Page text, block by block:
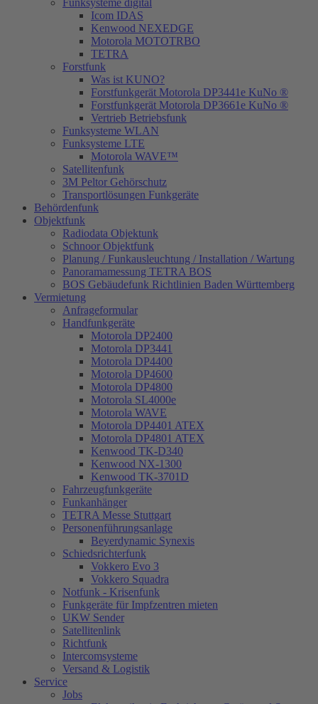
Funksysteme digital
Icom IDAS
Kenwood NEXEDGE
Motorola MOTOTRBO
TETRA
Forstfunk
Was ist KUNO?
Forstfunkgerät Motorola DP3441e KuNo ®
Forstfunkgerät Motorola DP3661e KuNo ®
Vertrieb Betriebsfunk
Funksysteme WLAN
Funksysteme LTE
Motorola WAVE™
Satellitenfunk
3M Peltor Gehörschutz
Transportlösungen Funkgeräte
Behördenfunk
Objektfunk
Radiodata Objektunk
Schnoor Objektfunk
Planung / Funkausleuchtung / Installation / Wartung
Panoramamessung TETRA BOS
BOS Gebäudefunk Richtlinien Baden Württemberg
Vermietung
Anfrageformular
Handfunkgeräte
Motorola DP2400
Motorola DP3441
Motorola DP4400
Motorola DP4600
Motorola DP4800
Motorola SL4000e
Motorola WAVE
Motorola DP4401 ATEX
Motorola DP4801 ATEX
Kenwood TK-D340
Kenwood NX-1300
Kenwood TK-3701D
Fahrzeugfunkgeräte
Funkanhänger
TETRA Messe Stuttgart
Personenführungsanlage
Beyerdynamic Synexis
Schiedsrichterfunk
Vokkero Evo 3
Vokkero Squadra
Notfunk - Krisenfunk
Funkgeräte für Impfzentren mieten
UKW Sender
Satellitenlink
Richtfunk
Intercomsysteme
Versand & Logistik
Service
Jobs